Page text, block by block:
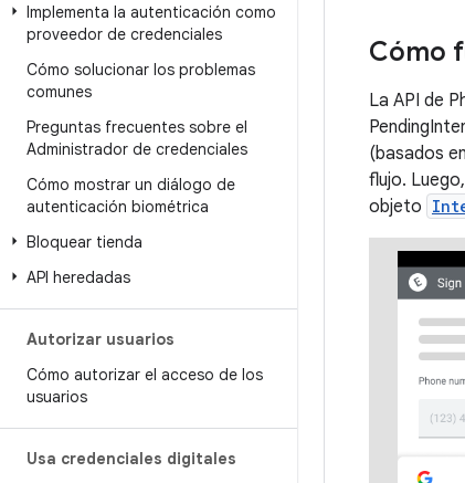
Implementa la autenticación como
proveedor de credenciales
Cómo solucionar los problemas
comunes
Preguntas frecuentes sobre el
Administrador de credenciales
Cómo mostrar un diálogo de
autenticación biométrica
Bloquear tienda
API heredadas
Autorizar usuarios
Cómo autorizar el acceso de los
usuarios
Usa credenciales digitales
Cómo
La API de
(basados
flujo.
objeto